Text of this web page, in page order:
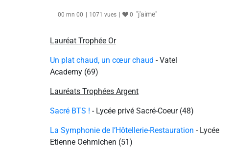
00 mn 00 1071 vues 0 "j'aime"
Lauréat Trophée Or
Un plat chaud, un cœur chaud -Vatel
Academy (69)
Lauréats Trophées Argent
Sacré BTS ! - Lycée privé Sacré-Coeur (48)
La Symphonie de l’Hôtellerie-Restauration - Lycée
Etienne Oehmichen (51)